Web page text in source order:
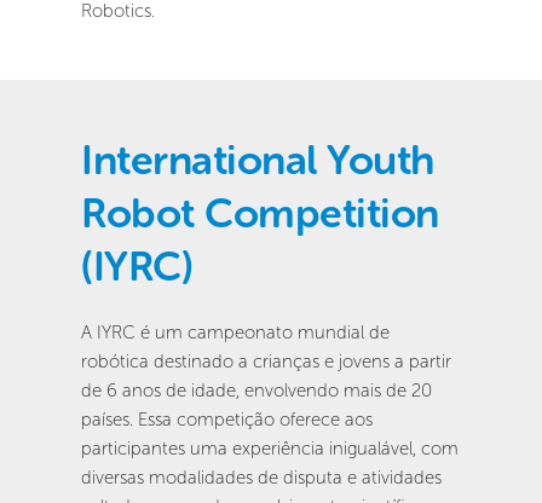
Robotics.
International Youth
Robot Competition
(IYRC)
A IYRC é um campeonato mundial de
robótica destinado a crianças e jovens a partir
de 6 anos de idade, envolvendo mais de 20
países. Essa competição oferece aos
participantes uma experiência inigualável, com
diversas modalidades de disputa e atividades